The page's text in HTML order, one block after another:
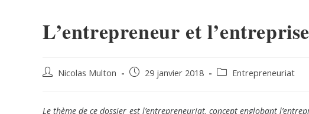
L’entrepreneur et l’entreprise
Nicolas Multon 29 janvier 2018 Entrepreneuriat
Le thème de ce dossier est l’entrepreneuriat, concept englobant